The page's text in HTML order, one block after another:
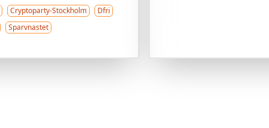
Cryptoparty-Stockholm
Dfri
Sparvnastet